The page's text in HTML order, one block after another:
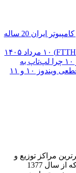
مرکز کامپیوتر ایران 20 ساله
۱۰ مرداد ۱۴۰۵
چرا لپ‌تاپ به
مراکز توزیع و
فروش محصولات کامپیوتری در ایران است که از سال 1377